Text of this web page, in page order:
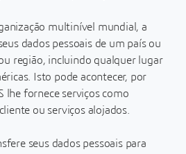
multinível mundial, a
dados pessoais de um país ou
região, incluindo qualquer lugar
Isto pode acontecer, por
lhe fornece serviços como
ou serviços alojados.
seus dados pessoais para